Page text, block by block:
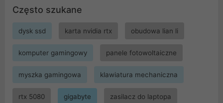
Często szukane
dysk ssd karta nvidia rtx obudowa lian li
komputer gamingowy panele fotowoltaiczne
myszka gamingowa klawiatura mechaniczna
rtx 5080 gigabyte zasilacz do laptopa